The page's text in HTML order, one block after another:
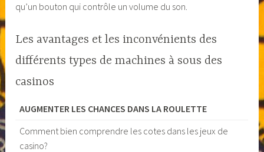
qu’un bouton qui contrôle un volume du son.
Les avantages et les inconvénients des
différents types de machines à sous des
casinos
AUGMENTER LES CHANCES DANS LA ROULETTE
Comment bien comprendre les cotes dans les jeux de
casino?